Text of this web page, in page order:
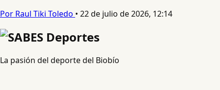
Por Raul Tiki Toledo • 22 de julio de 2026, 12:14
La pasión del deporte del Biobío